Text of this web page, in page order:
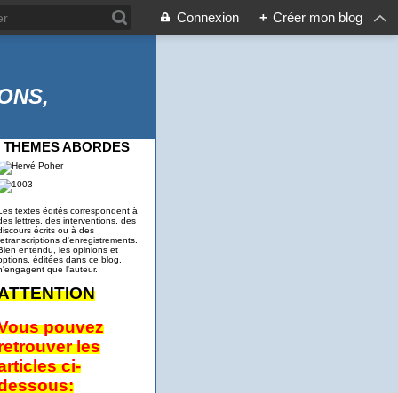
Connexion + Créer mon blog
THEMES ABORDES
textes édités correspondent à
lettres, des interventions, des
écrits ou à des
d'enregistrements.
entendu, les opinions et
éditées dans ce blog,
que l'auteur.
pouvez
les
ci-